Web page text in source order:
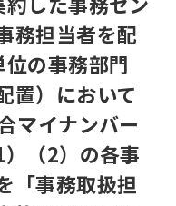
務担当者を配
の事務部門
置）において
マイナンバー
（2）の各事
「事務取扱担